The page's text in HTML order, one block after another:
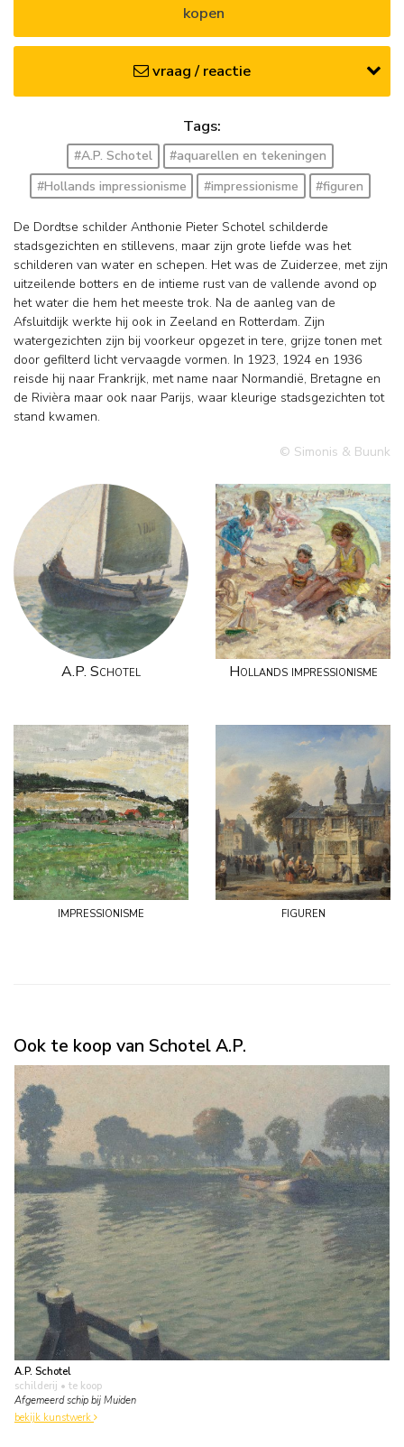
kopen
vraag / reactie
Tags:
#A.P. Schotel
#aquarellen en tekeningen
#Hollands impressionisme
#impressionisme #figuren
De Dordtse schilder Anthonie Pieter Schotel schilderde
stadsgezichten en stillevens, maar zijn grote liefde was het
schilderen van water en schepen. Het was de Zuiderzee, met zijn
uitzeilende botters en de intieme rust van de vallende avond op
het water die hem het meeste trok. Na de aanleg van de
Afsluitdijk werkte hij ook in Zeeland en Rotterdam. Zijn
watergezichten zijn bij voorkeur opgezet in tere, grijze tonen met
door gefilterd licht vervaagde vormen. In 1923, 1924 en 1936
reisde hij naar Frankrijk, met name naar Normandië, Bretagne en
de Rivièra maar ook naar Parijs, waar kleurige stadsgezichten tot
stand kwamen.
© Simonis & Buunk
A.P. Schotel Hollands impressionisme
impressionisme figuren
Ook te koop van Schotel A.P.
A.P. Schotel
schilderij • te koop
Afgemeerd schip bij Muiden
bekijk kunstwerk